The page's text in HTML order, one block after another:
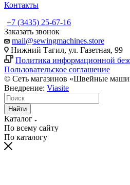
Контакты
+7 (3435) 25-67-16
Заказать звонок
mail@sewingmachines.store
Нижний Тагил, ул. Газетная, 99
Политика информационной
Пользовательское соглашение
© Сеть магазинов «Швейные
Внедрение: Viasite
Найти
Каталог
По всему сайту
По каталогу